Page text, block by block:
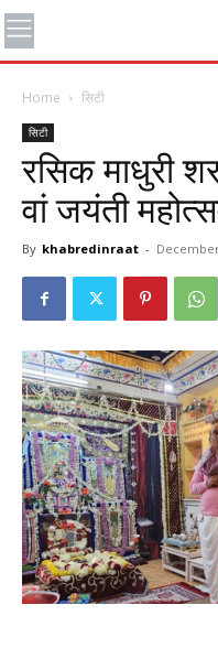
Home सिटी
सिटी
रसिक माधुरी
वां जयंती
By khabredinraat -